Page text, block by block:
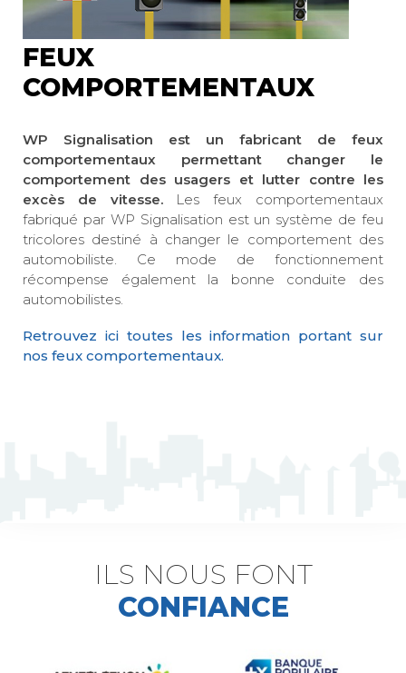
FEUX
COMPORTEMENTAUX
WP Signalisation est un fabricant de feux
comportementaux permettant changer le
comportement des usagers et lutter contre les
excès de vitesse. Les feux comportementaux
fabriqué par WP Signalisation est un système de feu
tricolores destiné à changer le comportement des
automobiliste. Ce mode de fonctionnement
récompense également la bonne conduite des
automobilistes.
Retrouvez ici toutes les information portant sur
nos feux comportementaux.
ILS NOUS FONT
CONFIANCE